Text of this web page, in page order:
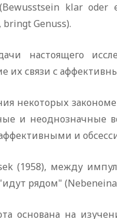
klar oder
Genuss).
настоящего
их связи с
некоторых
и неоднозначные
и
(1958), между
рядом"
основана на